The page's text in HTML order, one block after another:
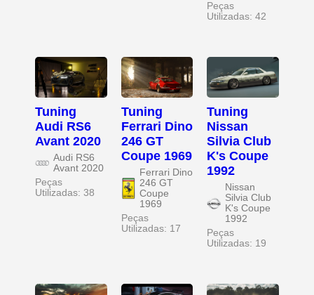
Peças
Utilizadas: 42
Tuning
Audi RS6
Avant 2020
Audi RS6
Avant 2020
Peças
Utilizadas: 38
Tuning
Ferrari Dino
246 GT
Coupe 1969
Ferrari Dino
246 GT
Coupe
1969
Peças
Utilizadas: 17
Tuning
Nissan
Silvia Club
K's Coupe
1992
Nissan
Silvia Club
K's Coupe
1992
Peças
Utilizadas: 19